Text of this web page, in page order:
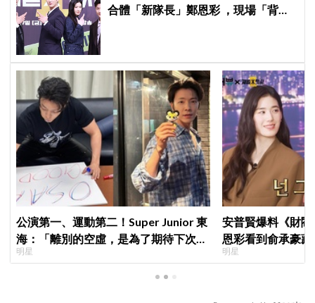
合體「新隊長」鄭恩彩 ，現場「背靠
公演第一、運動第二！Super Junior 東
海：「離別的空虛，是為了期待下次再
見」
明星
安普賢爆料《財
恩彩看到俞承豪
普賢只是「搞笑男
明星